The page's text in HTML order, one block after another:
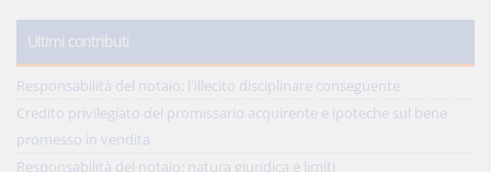
Ultimi contributi
Responsabilità del notaio: l'illecito disciplinare conseguente
Credito privilegiato del promissario acquirente e ipoteche sul bene
promesso in vendita
Responsabilità del notaio: natura giuridica e limiti